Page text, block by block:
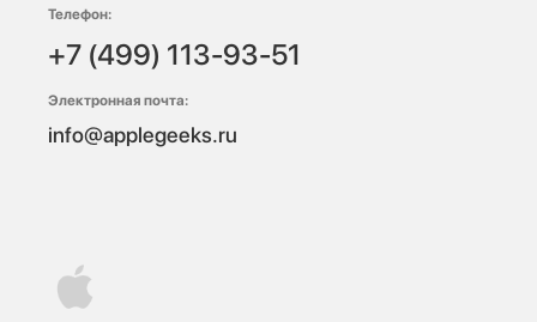
Телефон:
+7 (499) 113-93-51
Электронная почта:
info@applegeeks.ru